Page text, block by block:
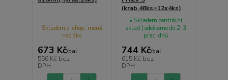
673 Kč/bal
556 Kč bez
DPH
Skladem e-shop, méně
než 5ks
(krab.48ks=12x4ks)
744 Kč/bal
615 Kč bez
DPH
• Skladem centrální
sklad | odešleme do 2-3
prac. dnů